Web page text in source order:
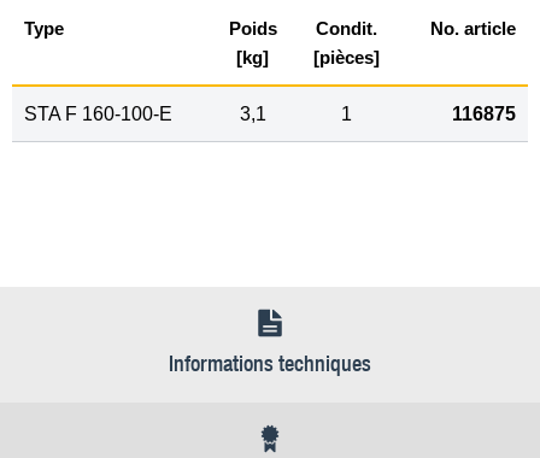
Type
Poids
[kg]
Condit.
[pièces]
No. article
STA F 160-100-E 3,1 1 116875
Informations techniques